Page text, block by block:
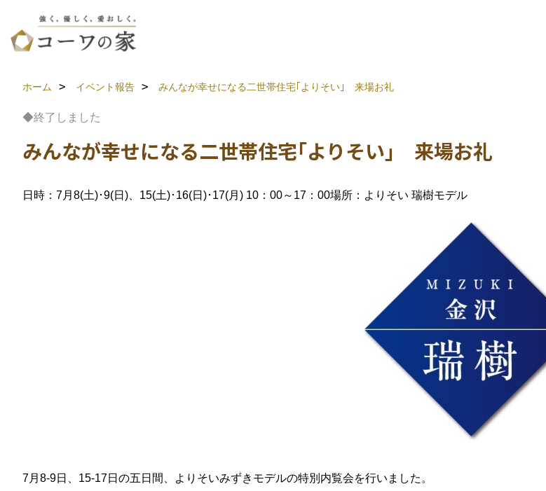
ホーム イベント報告 みんなが幸せになる二世帯住宅｢よりそい｣ 来場お礼
◆終了しました
みんなが幸せになる二世帯住宅｢よりそい｣ 来場お礼
日時：7月8(土)･9(日)、15(土)･16(日)･17(月) 10：00～17：00場所：よりそい 瑞樹モデル
7月8-9日、15-17日の五日間、よりそいみずきモデルの特別内覧会を行いました。